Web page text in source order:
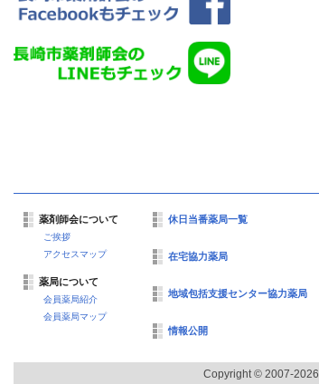
薬剤師会について
ご挨拶
アクセスマップ
薬局について
会員薬局紹介
会員薬局マップ
休日当番薬局一覧
在宅協力薬局
地域包括支援センター協力薬局
情報公開
Copyright © 2007-2026